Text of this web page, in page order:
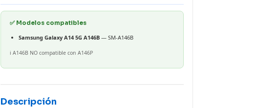
✅ Modelos compatibles
Samsung Galaxy A14 5G A146B — SM-A146B
ℹ️ A146B NO compatible con A146P
Descripción